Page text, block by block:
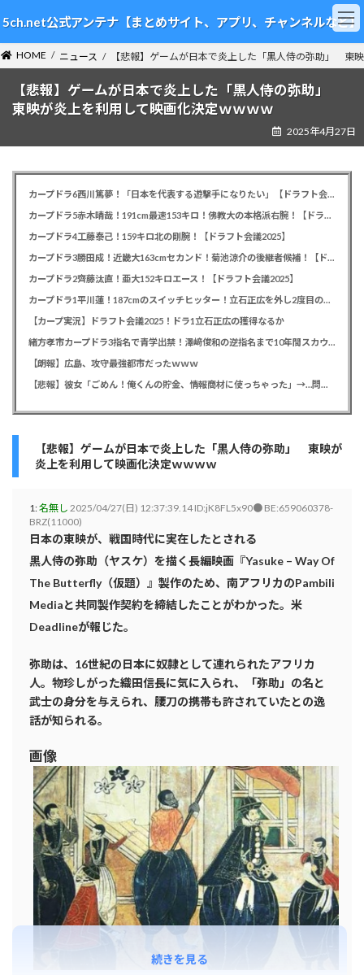
ン
テ
ン
ツ
ビ
ゲ
ー
シ
5ch.net公式アンテナ【まとめサイト、アプリ、チャンネルなど】
HOME ニュース 【悲報】ゲームが日本で炎上した「黒人侍の弥助」 東
【悲報】ゲームが日本で炎上した「黒人侍の弥助」
東映が炎上を利用して映画化決定ｗｗｗｗ
2025年4月27日
カープドラ6西川篤夢！「日本を代表する遊撃手になりたい」【ドラフト会議2025】
カープドラ5赤木晴哉！191cm最速153キロ！佛教大の本格派右腕！【ドラフト会議2025】
カープドラ4工藤泰己！159キロ北の剛腕！【ドラフト会議2025】
カープドラ3勝田成！近畿大163cmセカンド！菊池涼介の後継者候補！【ドラフト会議2025】
カープドラ2齊藤汰直！亜大152キロエース！【ドラフト会議2025】
カープドラ1平川蓮！187cmのスイッチヒッター！立石正広を外し2度目の重複も新井監督がクジを引き当てる！【ドラフト会議2025】
【カープ実況】ドラフト会議2025！ドラ1立石正広の獲得なるか
緒方孝市カープドラ3指名で青学出禁！澤﨑俊和の逆指名まで10年間スカウト出禁
【朗報】広島、攻守最強都市だったｗｗｗ
【悲報】彼女「ごめん！俺くんの貯金、情報商材に使っちゃった」→…問い詰めたらギャン泣きされたんだが俺が悪いのか？
【悲報】ゲームが日本で炎上した「黒人侍の弥助」 東映が
炎上を利用して映画化決定ｗｗｗｗ
1:名無し 2025/04/27(日) 12:37:39.14 ID:jK8FL5x90● BE:659060378-
BRZ(11000)
日本の東映が、戦国時代に実在したとされる
黒人侍の弥助（ヤスケ）を描く長編映画『Yasuke – Way Of
The Butterfly（仮題）』製作のため、南アフリカのPambili
Mediaと共同製作契約を締結したことがわかった。米
Deadlineが報じた。
弥助は、16世紀の日本に奴隷として連れられたアフリカ
人。物珍しがった織田信長に気に入られ、「弥助」の名と
武士の身分を与えられ、腰刀の携帯も許されていたとの逸
話が知られる。
画像
続きを見る